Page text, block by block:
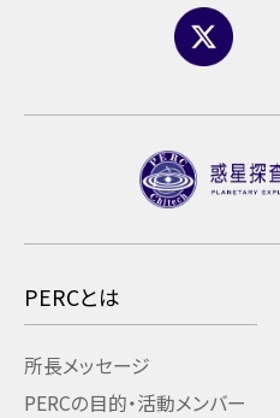
PERCとは
所長メッセージ
PERCの目的・活動メンバー